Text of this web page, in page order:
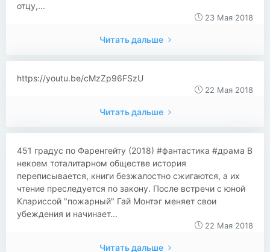
отцу,...
23 Мая 2018
Читать дальше
https://youtu.be/cMzZp96FSzU
22 Мая 2018
Читать дальше
​​451 градус по Фаренгейту (2018) #фантастика #драма В
некоем тоталитарном обществе история
переписывается, книги безжалостно сжигаются, а их
чтение преследуется по закону. После встречи с юной
Клариссой "пожарный" Гай Монтэг меняет свои
убеждения и начинает...
22 Мая 2018
Читать дальше